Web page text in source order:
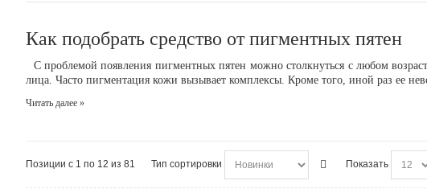
Как подобрать средство от пигментных пятен
С проблемой появления пигментных пятен можно столкнуться с любом
лица. Часто пигментация кожи вызывает комплексы. Кроме того, иной раз ее
Читать далее »
Позиции с 1 по 12 из 81 Тип сортировки Показать